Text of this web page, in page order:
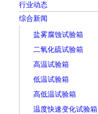
行业动态
综合新闻
盐雾腐蚀试验箱
二氧化硫试验箱
高温试验箱
低温试验箱
高低温试验箱
温度快速变化试验箱